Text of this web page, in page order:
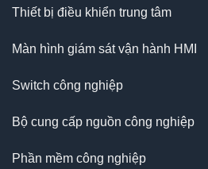
Thiết bị điều khiển trung tâm
Màn hình giám sát vận hành HMI
Switch công nghiệp
Bộ cung cấp nguồn công nghiệp
Phần mềm công nghiệp